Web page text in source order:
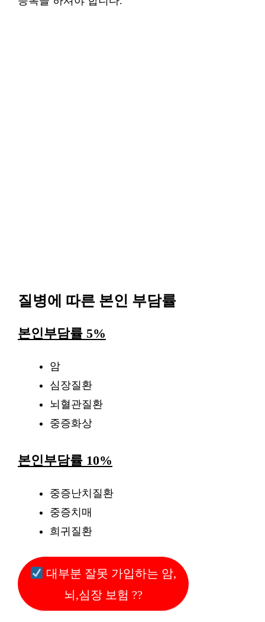
질병에 따른 본인 부담률
본인부담률 5%
암
심장질환
뇌혈관질환
중증화상
본인부담률 10%
중증난치질환
중증치매
희귀질환
대부분 잘못 가입하는 암,
뇌,심장 보험 ??